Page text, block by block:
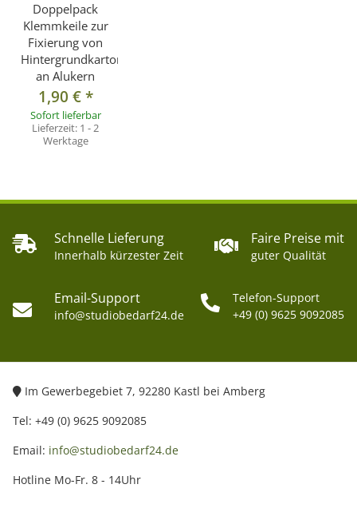
Doppelpack
Klemmkeile zur
Fixierung von
Hintergrundkarton
an Alukern
1,90 €*
Sofort lieferbar
Lieferzeit: 1 - 2
Werktage
Schnelle Lieferung
Innerhalb kürzester Zeit
Faire Preise mit
guter Qualität
Email-Support
info@studiobedarf24.de
Telefon-Support
+49 (0) 9625 9092085
Im Gewerbegebiet 7, 92280 Kastl bei Amberg
Tel: +49 (0) 9625 9092085
Email: info@studiobedarf24.de
Hotline Mo-Fr. 8 - 14Uhr